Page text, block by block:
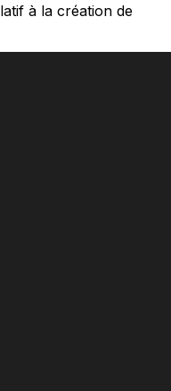
à la création de